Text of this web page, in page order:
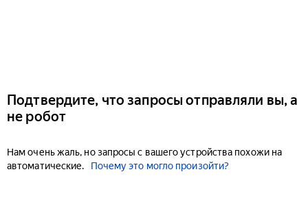
Подтвердите, что запросы отправляли вы, а
не робот
Нам очень жаль, но запросы с вашего устройства похожи на
автоматические.
Почему это могло произойти?